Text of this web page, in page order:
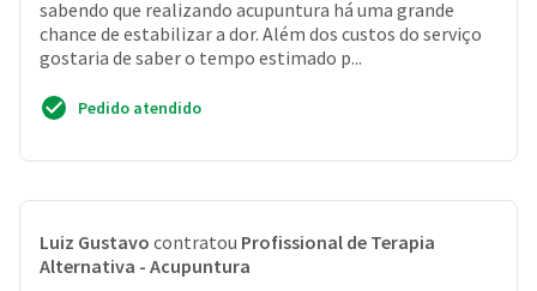
sabendo que realizando acupuntura há uma grande
chance de estabilizar a dor. Além dos custos do serviço
gostaria de saber o tempo estimado p...
Pedido atendido
Luiz Gustavo contratou Profissional de Terapia
Alternativa - Acupuntura